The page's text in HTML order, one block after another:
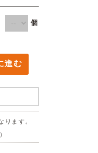
個
進む
ります。